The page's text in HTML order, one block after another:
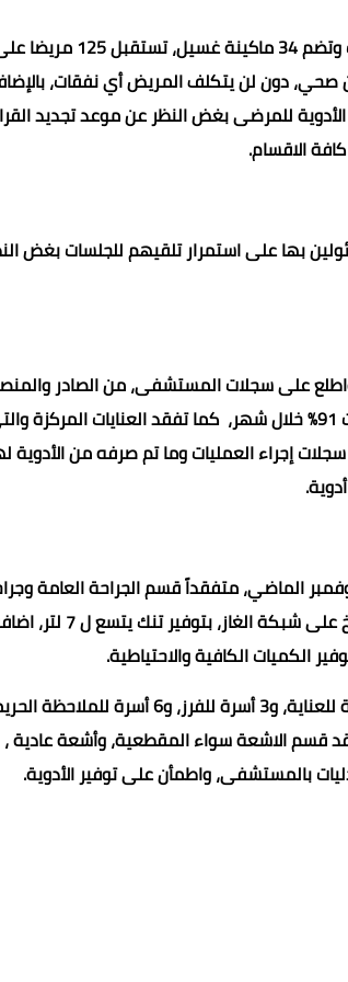
واستمع محافظ كفر الشيخ للمرضى بوحدة الغسيل الكلوي المكونة من 4 حجرات وتضم 34 ماكينة غسيل،
بين نفقة دولة وتأمين صحي، دون لن يتكلف المريض أي نفقات،
للمرضى بغض النظر عن موعد تجديد
الاقسام.
بها على استمرار تلقيهم للجلسات بغض
واطلع على سجلات المستشفى، من الصادر
من الادوية، كما تفقد عناية الأطفال وما تضمه من 14 حضانا، ونسبة الإشغال وصلت 91% خلال شهر، كما تفقد العنايات
على سجلات إجراء العمليات وما تم صرفه من الأدوية
الماضي، متفقداً قسم الجراحة العامة
العظام وجراحات الأنف والأذن وقسم النساء والولادة، كما اطمأن محافظ كفر الشيخ على شبكة الغاز،
كما تفقد محافظ كفر الشيخ قسم الاستقبال والطوارئ بسعة 16 سرير، منهم 3 أسرة للعناية، و3 أسرة للفرز، و6
قسم الاشعة سواء المقطعية، وأشعة عادية ،
بالمستشفى، واطمأن على توفير الأدوية.